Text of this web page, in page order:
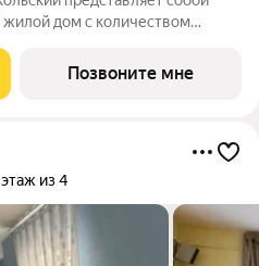
дом с количеством
квартир - от 1-комнатных
Позвоните мне
этаж из 4